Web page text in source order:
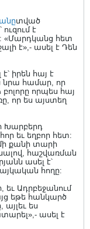
տված
ուզում է
«Մարդկանց հետ
է»,- ասել է Դեն
իրեն հայ է
նրա համար, որ
որպես հայ
որ ես այստեղ
Խարբերդ
եւ եղբոր հետ:
քանի տարի
հաշվառման
ասել է՝
հողը:
եւ Ադրբեջանում
եթե հանկարծ
ես
ասել է